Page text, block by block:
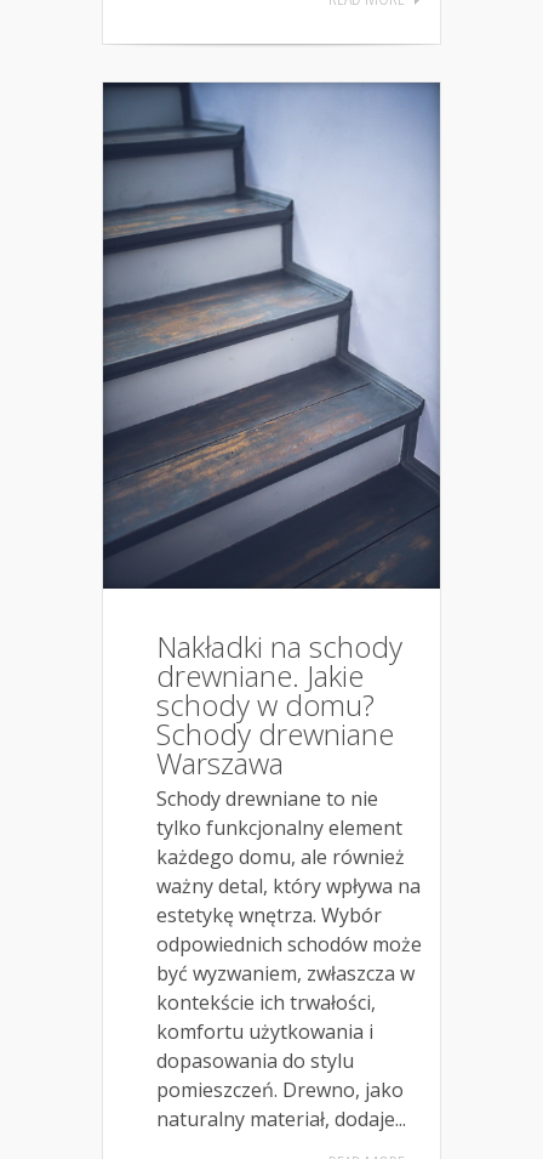
Nakładki na schody
drewniane. Jakie
schody w domu?
Schody drewniane
Warszawa
Schody drewniane to nie
tylko funkcjonalny element
każdego domu, ale również
ważny detal, który wpływa na
estetykę wnętrza. Wybór
odpowiednich schodów może
być wyzwaniem, zwłaszcza w
kontekście ich trwałości,
komfortu użytkowania i
dopasowania do stylu
pomieszczeń. Drewno, jako
naturalny materiał, dodaje...